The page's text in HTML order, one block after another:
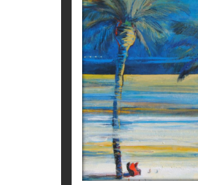
Les boires i les
textures etèries
obres convida
humanes.
El procés creatiu de
espais reals amb
no deixa indiferent.
artística única, rica i
RED
Sabrina